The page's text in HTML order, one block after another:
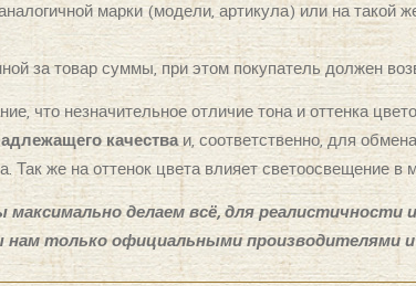
марки (модели, артикула) или на такой
за товар суммы, при этом покупатель должен
что незначительное отличие тона и оттенка
качестваи, соответственно, для
Так же на оттенок цвета влияет светоосвещение
делаем всё, для
нам только официальными производителями